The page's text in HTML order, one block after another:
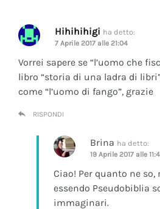
Hihihihigi ha detto:
7 Aprile 2017 alle 21:04
Vorrei sapere se “l’uomo che
libro “storia di una ladra di
come “l’uomo di fango”, grazie
RISPONDI
Brina ha detto:
19 Aprile 2017 alle
Ciao! Per quanto ne so,
essendo Pseudobiblia
immaginari.